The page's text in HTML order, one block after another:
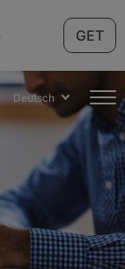
GET
Deutsch